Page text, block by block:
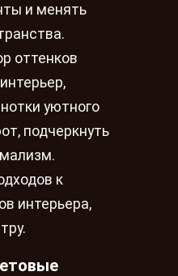
и менять
оттенков
уютного
подчеркнуть
к
интерьера,